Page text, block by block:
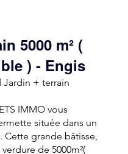
5000 m² (
) - Engis
+ terrain
IMMO vous
située dans un
Cette grande bâtisse,
de 5000m²(